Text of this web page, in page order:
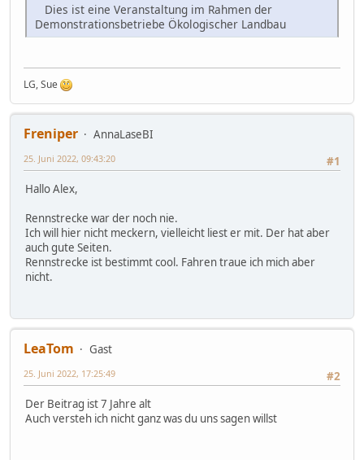
Dies ist eine Veranstaltung im Rahmen der
Demonstrationsbetriebe Ökologischer Landbau
LG, Sue
Freniper
AnnaLaseBI
#1
25. Juni 2022, 09:43:20
Hallo Alex,
Rennstrecke war der noch nie.
Ich will hier nicht meckern, vielleicht liest er mit. Der hat aber
auch gute Seiten.
Rennstrecke ist bestimmt cool. Fahren traue ich mich aber
nicht.
LeaTom
Gast
#2
25. Juni 2022, 17:25:49
Der Beitrag ist 7 Jahre alt
Auch versteh ich nicht ganz was du uns sagen willst